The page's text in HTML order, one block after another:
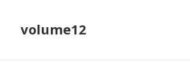
volume12